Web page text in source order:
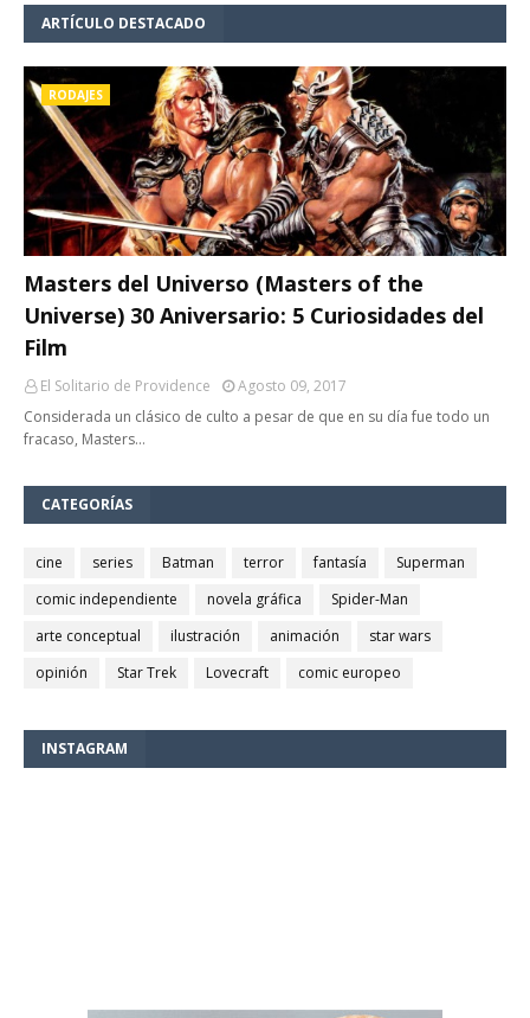
ARTÍCULO DESTACADO
RODAJES
Masters del Universo (Masters of the
Universe) 30 Aniversario: 5 Curiosidades del
Film
El Solitario de Providence
Agosto 09, 2017
Considerada un clásico de culto a pesar de que en su día fue todo un
fracaso, Masters…
CATEGORÍAS
cine series Batman terror fantasía
Superman
comic independiente
novela gráfica
Spider-Man
arte conceptual
ilustración animación
star wars
opinión
Star Trek Lovecraft comic europeo
INSTAGRAM